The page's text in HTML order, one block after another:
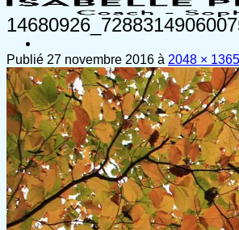
Publié 27 novembre 2016 à 2048 × 1365